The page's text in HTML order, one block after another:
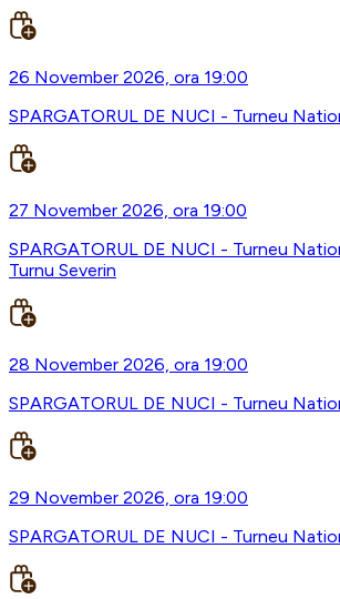
26 November 2026, ora 19:00
SPARGATORUL DE NUCI - Turneu
27 November 2026, ora 19:00
SPARGATORUL DE NUCI - Turneu
Turnu Severin
28 November 2026, ora 19:00
SPARGATORUL DE NUCI - Turneu
29 November 2026, ora 19:00
SPARGATORUL DE NUCI - Turneu